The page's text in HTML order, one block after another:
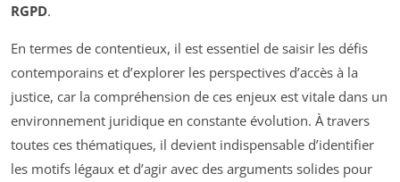
RGPD.
En termes de contentieux, il est essentiel de saisir les défis
contemporains et d’explorer les perspectives d’accès à la
justice, car la compréhension de ces enjeux est vitale dans un
environnement juridique en constante évolution. À travers
toutes ces thématiques, il devient indispensable d’identifier
les motifs légaux et d’agir avec des arguments solides pour